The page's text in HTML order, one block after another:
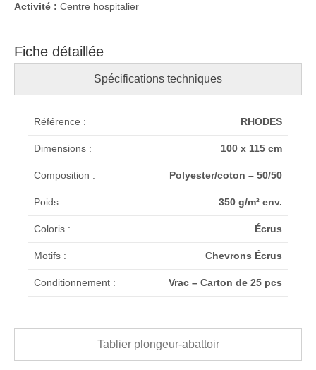
Activité : Centre hospitalier
Fiche détaillée
Spécifications techniques
Tablier plongeur-abattoir
Référence : RHODES
Dimensions : 100 x 115 cm
Composition : Polyester/coton – 50/50
Poids : 350 g/m² env.
Coloris : Écrus
Motifs : Chevrons Écrus
Conditionnement : Vrac – Carton de 25 pcs